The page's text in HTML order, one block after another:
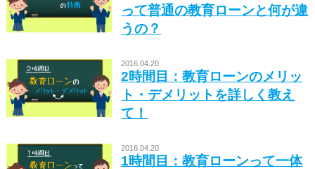
って普通の教育ローンと何が違
うの？
2016.04.20
2時間目：教育ローンのメリッ
ト・デメリットを詳しく教え
て！
2016.04.20
1時間目：教育ローンって一体